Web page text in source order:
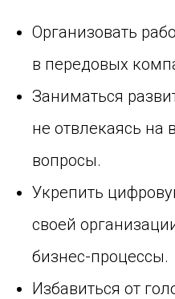
Организовать
в передовых
Заниматься
не отвлекаясь на
вопросы.
Укрепить
своей
бизнес-процессы.
Избавиться от